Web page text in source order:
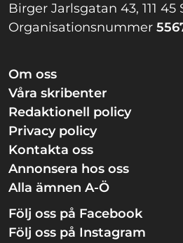
Birger Jarlsgatan 43, 111
Organisationsnummer
Om oss
Våra skribenter
Redaktionell policy
Privacy policy
Kontakta oss
Annonsera hos oss
Alla ämnen A-Ö
Följ oss på Facebook
Följ oss på Instagram